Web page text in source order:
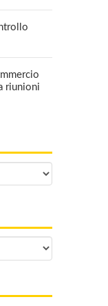
riunioni